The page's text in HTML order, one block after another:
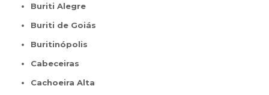
Buriti Alegre
Buriti de Goiás
Buritinópolis
Cabeceiras
Cachoeira Alta